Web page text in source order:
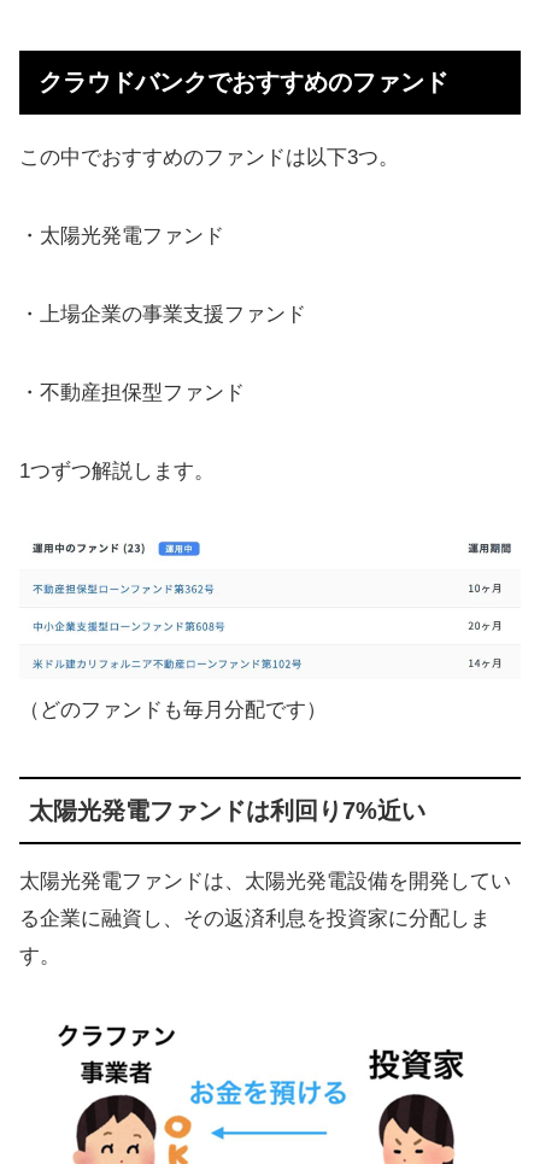
クラウドバンクでおすすめのファンド
この中でおすすめのファンドは以下3つ。
・太陽光発電ファンド
・上場企業の事業支援ファンド
・不動産担保型ファンド
1つずつ解説します。
（どのファンドも毎月分配です）
太陽光発電ファンドは利回り7%近い
太陽光発電ファンドは、太陽光発電設備を開発してい
る企業に融資し、その返済利息を投資家に分配しま
す。